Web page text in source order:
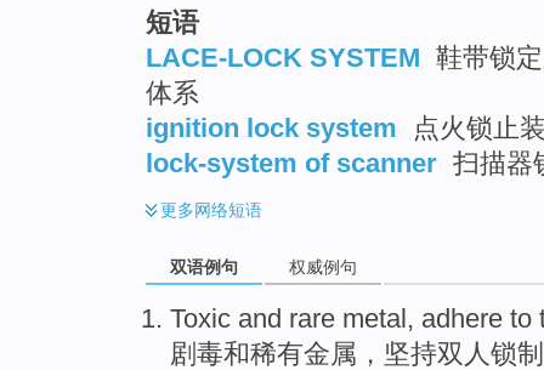
短语
LACE-LOCK SYSTEM 鞋带锁
体系
ignition lock system
点火锁止
lock-system of scanner 扫描器
更多网络短语
双语例句 权威例句
Toxic and rare metal, adhere to
剧毒和稀有金属 ， 坚持双人 锁